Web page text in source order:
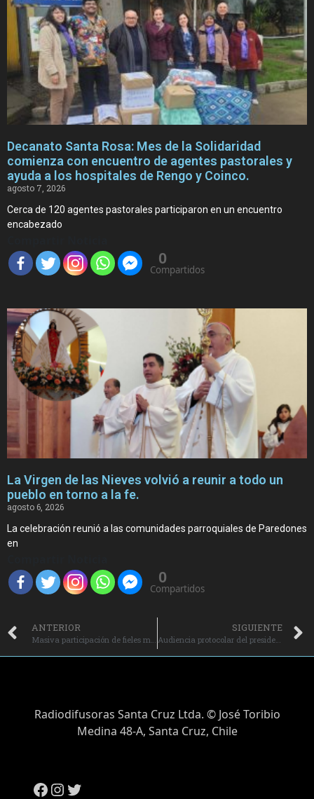
Decanato Santa Rosa: Mes de la Solidaridad
comienza con encuentro de agentes pastorales y
ayuda a los hospitales de Rengo y Coinco.
agosto 7, 2026
Cerca de 120 agentes pastorales participaron en un encuentro
encabezado
0
Compartidos
La Virgen de las Nieves volvió a reunir a todo un
pueblo en torno a la fe.
agosto 6, 2026
La celebración reunió a las comunidades parroquiales de Paredones
en
0
Compartidos
ANTERIOR SIGUIENTE
Audiencia protocolar del presidente electo al Comité Permanente de la Conferencia Episcopal.
Radiodifusoras Santa Cruz Ltda. © José Toribio
Medina 48-A, Santa Cruz, Chile